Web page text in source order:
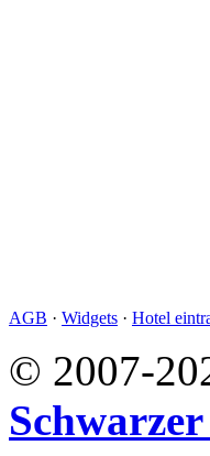
AGB · Widgets · Hotel
© 2007-
Schwarzer